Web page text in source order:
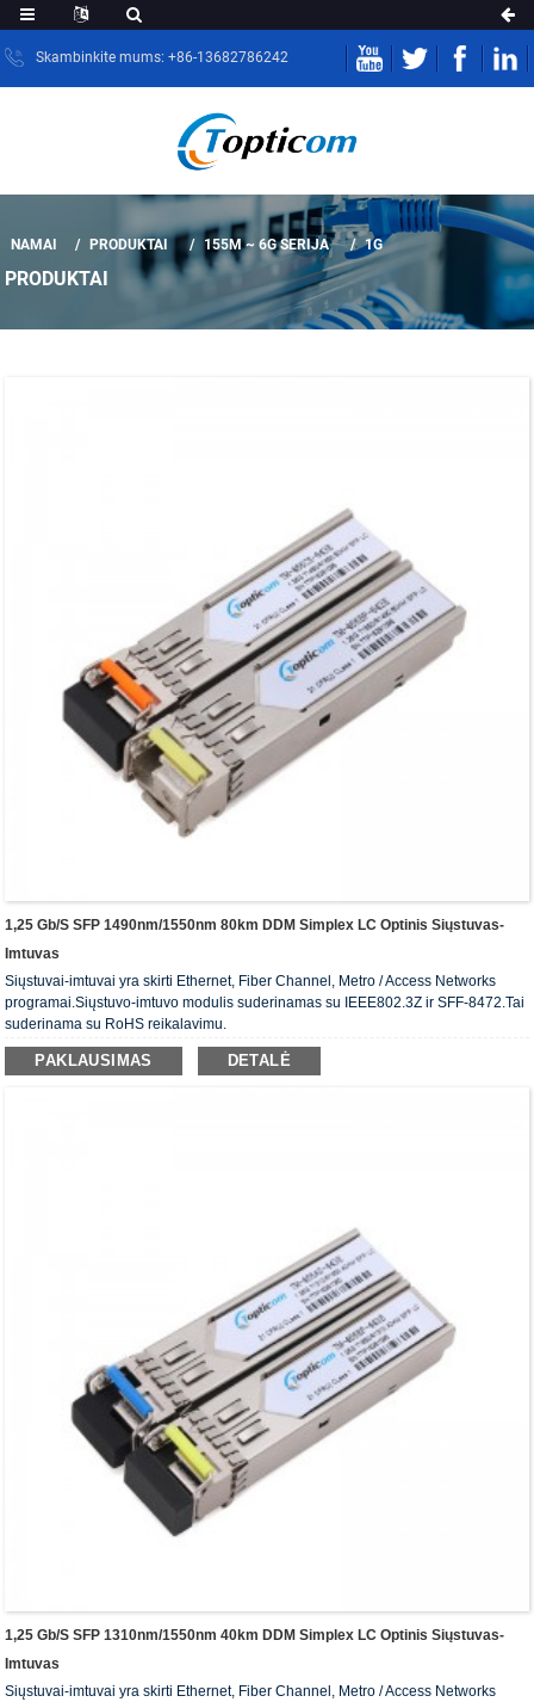
Skambinkite mums: +86-13682786242
NAMAI PRODUKTAI 155M ~ 6G SERIJA 1G
PRODUKTAI
1,25 Gb/s SFP 1490nm/1550nm 80km DDM Simplex LC Optinis Siųstuvas-
Imtuvas
Siųstuvai-imtuvai yra skirti Ethernet, Fiber Channel, Metro / Access Networks
programai.Siųstuvo-imtuvo modulis suderinamas su IEEE802.3Z ir SFF-8472.Tai
suderinama su RoHS reikalavimu.
PAKLAUSIMAS DETALĖ
1,25 Gb/s SFP 1310nm/1550nm 40km DDM Simplex LC Optinis Siųstuvas-
Imtuvas
Siųstuvai-imtuvai yra skirti Ethernet, Fiber Channel, Metro / Access Networks